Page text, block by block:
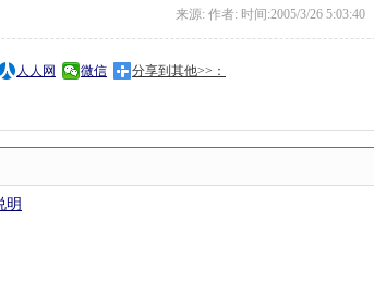
来源: 作者: 时间:2005/3/26 5:03:40
人人网 微信 分享到其他>>：
明